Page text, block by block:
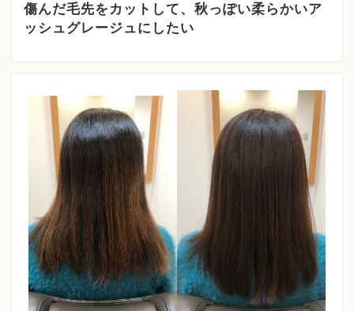
傷んだ毛先をカットして、秋っぽい柔らかいア
ッシュグレージュにしたい